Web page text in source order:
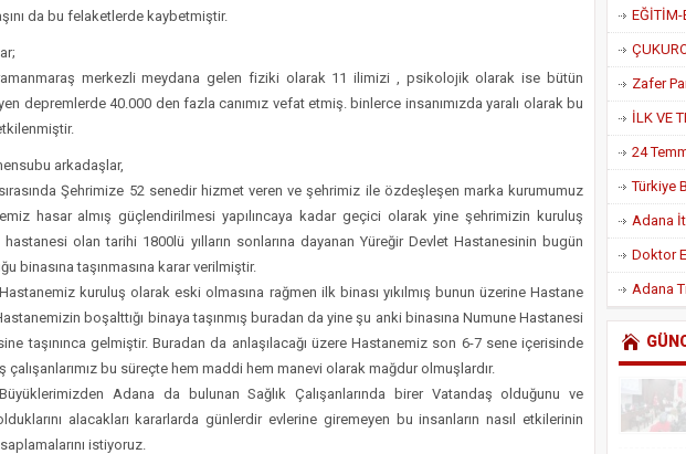
da bu felaketlerde kaybetmiştir.
merkezli meydana gelen fiziki olarak 11 ilimizi , psikolojik olarak ise bütün
depremlerde 40.000 den fazla canımız vefat etmiş. binlerce insanımızda yaralı olarak bu
arkadaşlar,
Şehrimize 52 senedir hizmet veren ve şehrimiz ile özdeşleşen marka kurumumuz
hasar almış güçlendirilmesi yapılıncaya kadar geçici olarak yine şehrimizin kuruluş
olan tarihi 1800lü yılların sonlarına dayanan Yüreğir Devlet Hastanesinin bugün
binasına taşınmasına karar verilmiştir.
kuruluş olarak eski olmasına rağmen ilk binası yıkılmış bunun üzerine Hastane
boşalttığı binaya taşınmış buradan da yine şu anki binasına Numune Hastanesi
taşınınca gelmiştir. Buradan da anlaşılacağı üzere Hastanemiz son 6-7 sene içerisinde
çalışanlarımız bu süreçte hem maddi hem manevi olarak mağdur olmuşlardır.
Adana da bulunan Sağlık Çalışanlarında birer Vatandaş olduğunu ve
alacakları kararlarda günlerdir evlerine giremeyen bu insanların nasıl etkilerinin
istiyoruz.
Adana